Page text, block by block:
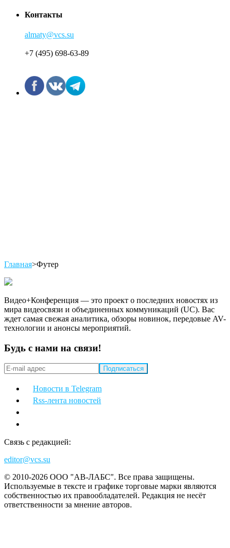
Контакты
almaty@vcs.su
+7 (495) 698-63-89
Главная>Футер
Видео+Конференция — это проект о последних новостях из
мира видеосвязи и объединенных коммуникаций (UC). Вас
ждет самая свежая аналитика, обзоры новинок, передовые AV-
технологии и анонсы мероприятий.
Будь с нами на связи!
Новости в Telegram
Rss-лента новостей
Связь с редакцией:
editor@vcs.su
© 2010-2026 ООО "АВ-ЛАБС". Все права защищены.
Используемые в тексте и графике торговые марки являются
собственностью их правообладателей. Редакция не несёт
ответственности за мнение авторов.